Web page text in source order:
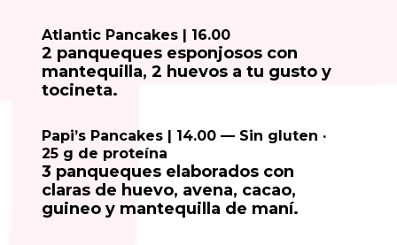
Atlantic Pancakes | 16.00
2 panqueques esponjosos con
mantequilla, 2 huevos a tu gusto y
tocineta.
Papi’s Pancakes | 14.00 — Sin gluten ·
25 g de proteína
3 panqueques elaborados con
claras de huevo, avena, cacao,
guineo y mantequilla de maní.